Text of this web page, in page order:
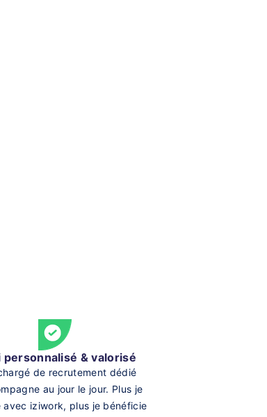
personnalisé & valorisé
de recrutement dédié
au jour le jour. Plus je
avec iziwork, plus je bénéficie